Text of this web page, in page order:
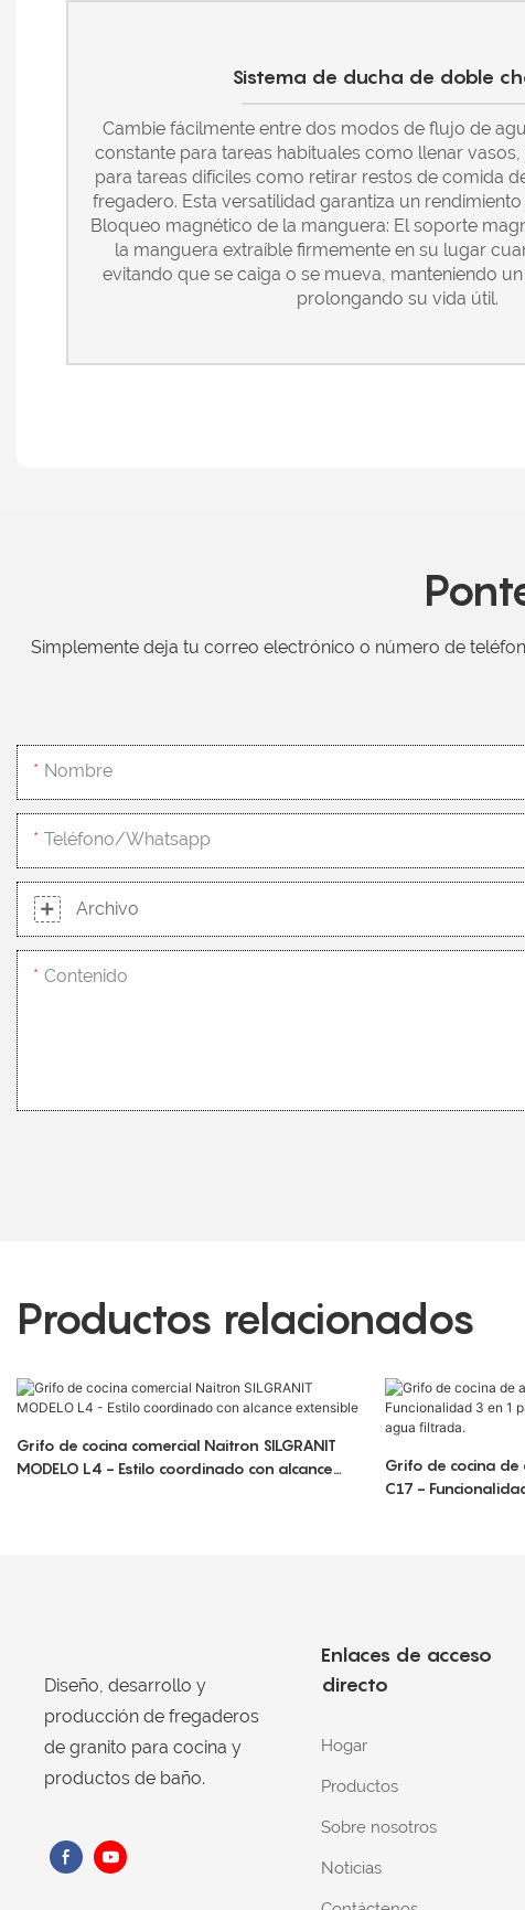
Sistema de ducha de doble
Cambie fácilmente entre dos modos de flujo de
constante para tareas habituales como llenar
para tareas difíciles como retirar restos de comida
fregadero. Esta versatilidad garantiza un
Bloqueo magnético de la manguera: El soporte
la manguera extraíble firmemente en su lugar
evitando que se caiga o se mueva, manteniendo
prolongando su vida útil.
Simplemente deja tu correo electrónico o número de
Nombre
Teléfono/whatsapp
Archivo
Contenido
Productos relacionados
Grifo de cocina comercial Naitron SILGRANIT
MODELO L4 - Estilo coordinado con alcance
Grifo de cocina de
C17 -
Diseño, desarrollo y
producción de fregaderos
de granito para cocina y
productos de baño.
Enlaces de acceso
directo
Hogar
Productos
Sobre nosotros
Noticias